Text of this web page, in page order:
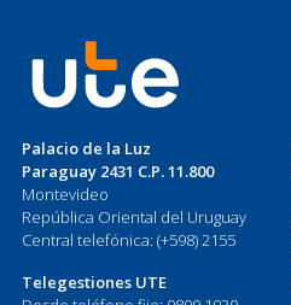
Palacio de la Luz
Paraguay 2431 C.P. 11.800
Montevideo
República Oriental del Uruguay
Central telefónica: (+598) 2155
Telegestiones UTE